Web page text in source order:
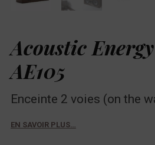
Acoustic Energy
AE105
Enceinte 2 voies (on the
EN SAVOIR PLUS…